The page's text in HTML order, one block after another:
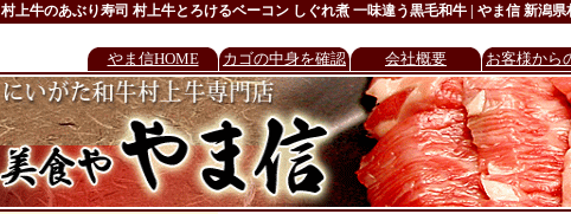
村上牛のあぶり寿司 村上牛とろけるベーコン しぐれ煮 一味違う黒毛和牛 | やま信 新潟県
やま信HOME カゴの中身を確認 会社概要 お客様から